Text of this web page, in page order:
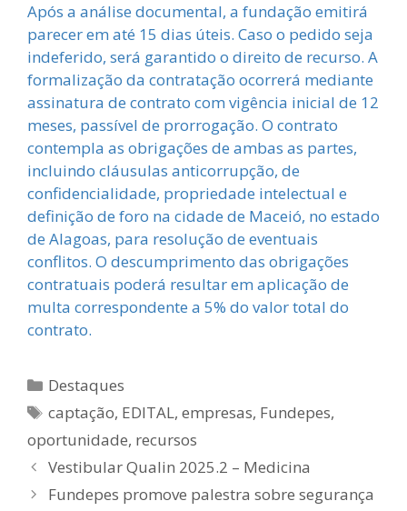
Após a análise documental, a fundação emitirá
parecer em até 15 dias úteis. Caso o pedido seja
indeferido, será garantido o direito de recurso. A
formalização da contratação ocorrerá mediante
assinatura de contrato com vigência inicial de 12
meses, passível de prorrogação. O contrato
contempla as obrigações de ambas as partes,
incluindo cláusulas anticorrupção, de
confidencialidade, propriedade intelectual e
definição de foro na cidade de Maceió, no estado
de Alagoas, para resolução de eventuais
conflitos. O descumprimento das obrigações
contratuais poderá resultar em aplicação de
multa correspondente a 5% do valor total do
contrato.
Categorias
Destaques
Tags
captação, EDITAL,empresas, Fundepes,
oportunidade, recursos
Vestibular Qualin 2025.2 – Medicina
Fundepes promove palestra sobre segurança